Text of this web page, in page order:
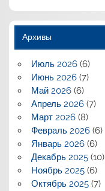
Архивы
Июль 2026(6)
Июнь 2026(7)
Май 2026(6)
Апрель 2026(7)
Март 2026(8)
Февраль 2026(6)
Январь 2026(6)
Декабрь 2025(10)
Ноябрь 2025(6)
Октябрь 2025(7)